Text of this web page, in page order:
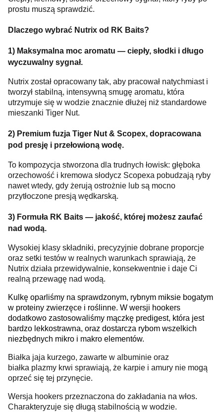
prostu muszą sprawdzić.
Dlaczego wybrać Nutrix od RK Baits?
1) Maksymalna moc aromatu — ciepły, słodki i długo
wyczuwalny sygnał.
Nutrix został opracowany tak, aby pracował natychmiast i
tworzył stabilną, intensywną smugę aromatu, która
utrzymuje się w wodzie znacznie dłużej niż standardowe
mieszanki Tiger Nut.
2) Premium fuzja Tiger Nut & Scopex, dopracowana
pod presję i przełowioną wodę.
To kompozycja stworzona dla trudnych łowisk: głęboka
orzechowość i kremowa słodycz Scopexa pobudzają ryby
nawet wtedy, gdy żerują ostrożnie lub są mocno
przytłoczone presją wędkarską.
3) Formuła RK Baits — jakość, której możesz zaufać
nad wodą.
Wysokiej klasy składniki, precyzyjnie dobrane proporcje
oraz setki testów w realnych warunkach sprawiają, że
Nutrix działa przewidywalnie, konsekwentnie i daje Ci
realną przewagę nad wodą.
Kulkę oparliśmy na sprawdzonym, rybnym miksie bogatym
w proteiny zwierzęce i roślinne. W wersji hookers
dodatkowo zastosowaliśmy mączkę predigest, która jest
bardzo lekkostrawna, oraz dostarcza rybom wszelkich
niezbędnych mikro i makro elementów.
Białka jaja kurzego, zawarte w albuminie oraz
białka plazmy krwi sprawiają, że karpie i amury nie mogą
oprzeć się tej przynęcie.
Wersja hookers przeznaczona do zakładania na włos.
Charakteryzuje się długą stabilnością w wodzie.